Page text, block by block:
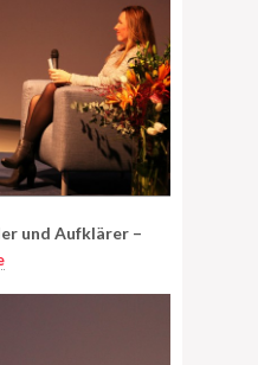
und Aufklärer –